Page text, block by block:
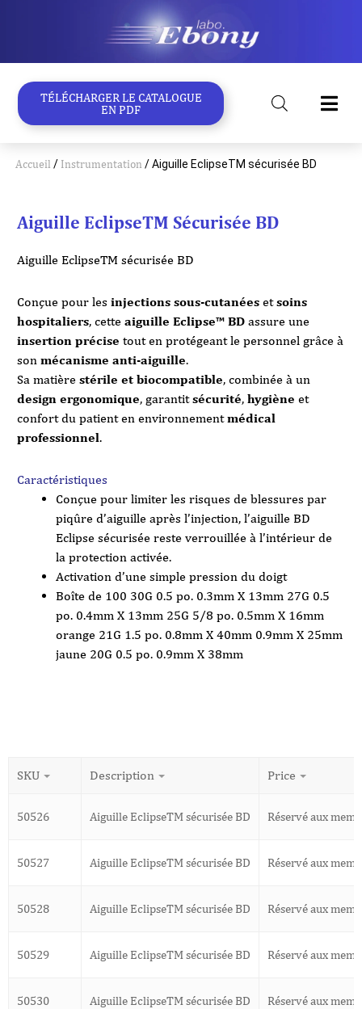
TÉLÉCHARGER LE CATALOGUE
EN PDF
Accueil / Instrumentation / Aiguille EclipseTM sécurisée BD
Aiguille EclipseTM Sécurisée BD
Aiguille EclipseTM sécurisée BD
Conçue pour les injections sous-cutanées etsoins
hospitaliers, cette aiguille Eclipse™ BD assure une
insertion précise tout en protégeant le personnel grâce à
son mécanisme anti-aiguille.
Sa matière stérile et biocompatible, combinée à un
design ergonomique, garantitsécurité, hygiène et
confort du patient en environnementmédical
professionnel.
Caractéristiques
Conçue pour limiter les risques de blessures par
piqûre d’aiguille après l’injection, l’aiguille BD
Eclipse sécurisée reste verrouillée à l’intérieur de
la protection activée.
Activation d’une simple pression du doigt
Boîte de 100 30G 0.5 po. 0.3mm X 13mm 27G 0.5
po. 0.4mm X 13mm 25G 5/8 po. 0.5mm X 16mm
orange 21G 1.5 po. 0.8mm X 40mm 0.9mm X 25mm
jaune 20G 0.5 po. 0.9mm X 38mm
SKU Description Price
50526 Aiguille EclipseTM sécurisée BD Réservé aux
50527 Aiguille EclipseTM sécurisée BD Réservé aux
50528 Aiguille EclipseTM sécurisée BD Réservé aux
50529 Aiguille EclipseTM sécurisée BD Réservé aux
50530 Aiguille EclipseTM sécurisée BD Réservé aux